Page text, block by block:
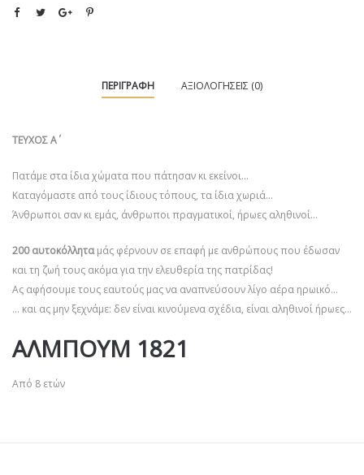
ΠΕΡΙΓΡΑΦΉ ΑΞΙΟΛΟΓΉΣΕΙΣ (0)
ΤΕΥΧΟΣ Α΄
Πατάμε στα ίδια χώματα που πάτησαν κι εκείνοι…
Καταγόμαστε από τους ίδιους τόπους, τα ίδια χωριά…
Άνθρωποι σαν κι εμάς, άνθρωποι πραγματικοί, ήρωες αληθινοί…
200 αυτοκόλληταμάς φέρνουν σε επαφή με ανθρώπους που έδωσαν
και τη ζωή τους ακόμα για την ελευθερία της πατρίδας!
Ας αφήσουμε τους εαυτούς μας να αναπνεύσουν λίγο αέρα ηρωικό…
… και ας μην ξεχνάμε: δεν είναι κινούμενα σχέδια, είναι αληθινοί ήρωες…
ΑΛΜΠΟΥΜ 1821
Από 8 ετών